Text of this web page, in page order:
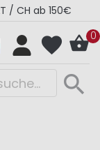
- Super Sale
0